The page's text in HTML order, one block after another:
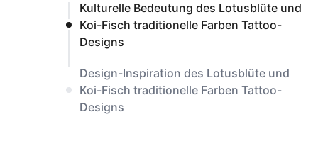
Kulturelle Bedeutung des Lotusblüte und
Koi-Fisch traditionelle Farben Tattoo-
Designs
Design-Inspiration des Lotusblüte und
Koi-Fisch traditionelle Farben Tattoo-
Designs